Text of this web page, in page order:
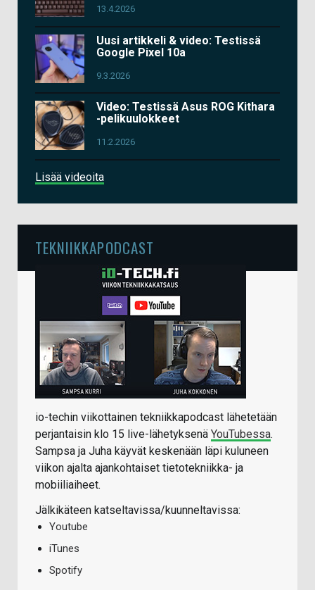
13.4.2026
Uusi artikkeli & video: Testissä
Google Pixel 10a
9.3.2026
Video: Testissä Asus ROG Kithara
-pelikuulokkeet
11.2.2026
Lisää videoita
TEKNIIKKAPODCAST
io-techin viikottainen tekniikkapodcast lähetetään
perjantaisin klo 15 live-lähetyksenä YouTubessa.
Sampsa ja Juha käyvät keskenään läpi kuluneen
viikon ajalta ajankohtaiset tietotekniikka- ja
mobiiliaiheet.
Jälkikäteen katseltavissa/kuunneltavissa:
Youtube
iTunes
Spotify